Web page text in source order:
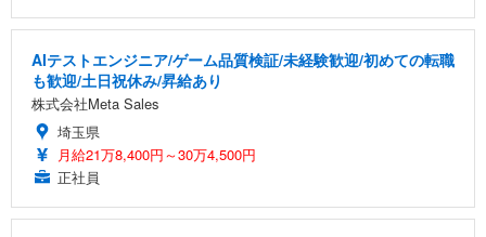
AIテストエンジニア/ゲーム品質検証/未経験歓迎/初めての転職
も歓迎/土日祝休み/昇給あり
株式会社Meta Sales
埼玉県
月給21万8,400円～30万4,500円
正社員